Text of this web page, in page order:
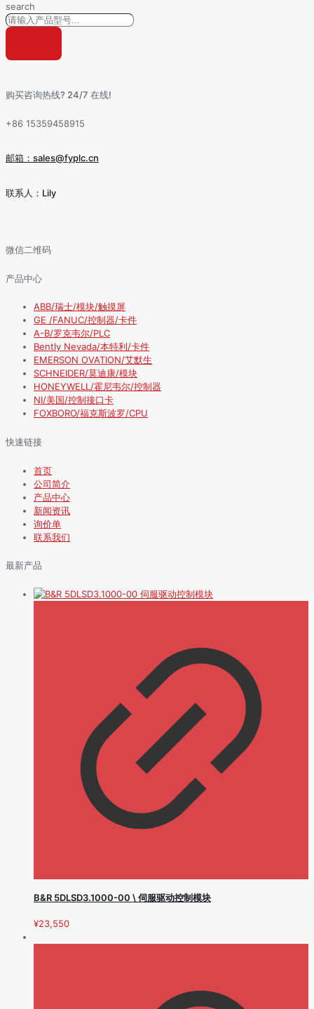
search
购买咨询热线? 24/7 在线!
+86 15359458915
邮箱：sales@fyplc.cn
联系人：Lily
微信二维码
产品中心
ABB/瑞士/模块/触摸屏
GE /FANUC/控制器/卡件
A-B/罗克韦尔/PLC
Bently Nevada/本特利/卡件
EMERSON OVATION/艾默生
SCHNEIDER/莫迪康/模块
HONEYWELL/霍尼韦尔/控制器
NI/美国/控制接口卡
FOXBORO/福克斯波罗/CPU
快速链接
首页
公司简介
产品中心
新闻资讯
询价单
联系我们
最新产品
B&R 5DLSD3.1000-00 \ 伺服驱动控制模块
¥23,550